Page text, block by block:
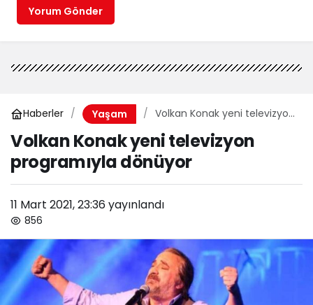
Yorum Gönder
Haberler Yaşam
Volkan Konak yeni televizyon
Volkan Konak yeni televizyon
programıyla dönüyor
11 Mart 2021, 23:36yayınlandı
856